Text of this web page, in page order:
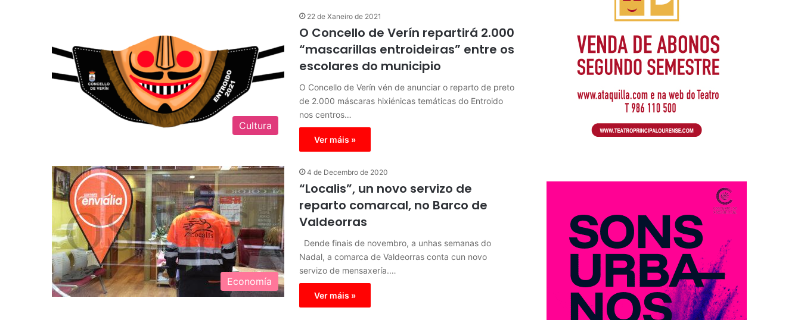
Cultura
22 de Xaneiro de 2021
O Concello de Verín repartirá 2.000
“mascarillas entroideiras” entre os
escolares do municipio
O Concello de Verín vén de anunciar o reparto de preto
de 2.000 máscaras hixiénicas temáticas do Entroido
nos centros…
Ver máis »
Economía
4 de Decembro de 2020
“Localis”, un novo servizo de
reparto comarcal, no Barco de
Valdeorras
Dende finais de novembro, a unhas semanas do
Nadal, a comarca de Valdeorras conta cun novo
servizo de mensaxería.…
Ver máis »